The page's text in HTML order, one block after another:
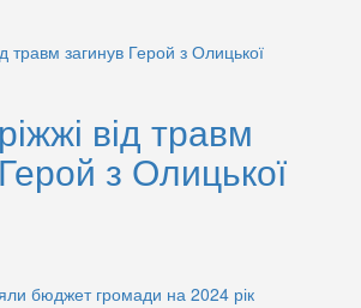
від травм
з Олицької